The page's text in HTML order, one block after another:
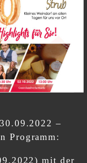
–
Programm:
mit der